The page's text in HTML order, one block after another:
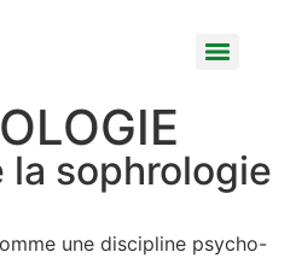
la sophrologie
une discipline psycho-